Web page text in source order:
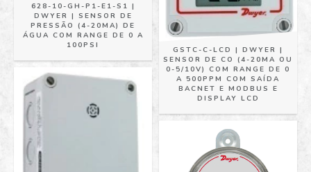
628-10-GH-P1-E1-S1 |
DWYER | SENSOR DE
PRESSÃO (4-20MA) DE
ÁGUA COM RANGE DE 0 A
100PSI
GSTC-C-LCD | DWYER |
SENSOR DE CO (4-20MA OU
0-5/10V) COM RANGE DE 0
A 500PPM COM SAÍDA
BACNET E MODBUS E
DISPLAY LCD